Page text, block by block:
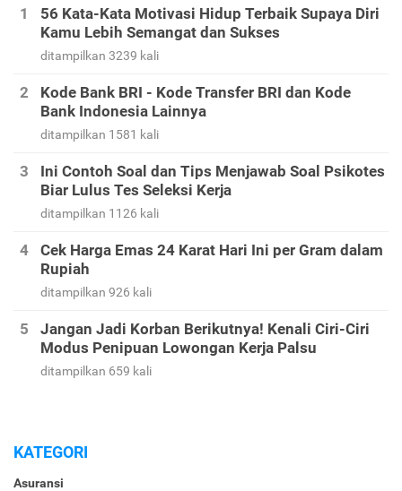
56 Kata-Kata Motivasi Hidup Terbaik Supaya Diri
Kamu Lebih Semangat dan Sukses
ditampilkan 3239 kali
Kode Bank BRI - Kode Transfer BRI dan Kode
Bank Indonesia Lainnya
ditampilkan 1581 kali
Ini Contoh Soal dan Tips Menjawab Soal Psikotes
Biar Lulus Tes Seleksi Kerja
ditampilkan 1126 kali
Cek Harga Emas 24 Karat Hari Ini per Gram dalam
Rupiah
ditampilkan 926 kali
Jangan Jadi Korban Berikutnya! Kenali Ciri-Ciri
Modus Penipuan Lowongan Kerja Palsu
ditampilkan 659 kali
KATEGORI
Asuransi